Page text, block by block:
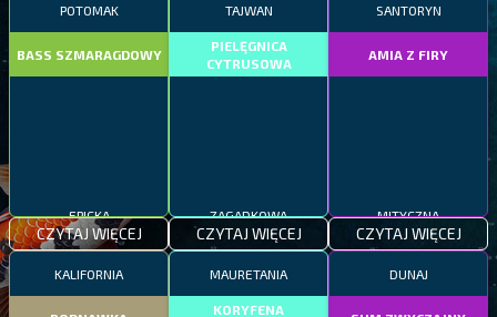
POTOMAK
BASS SZMARAGDOWY
CZYTAJ WIĘCEJ
TAJWAN
PIELĘGNICA
CYTRUSOWA
CZYTAJ WIĘCEJ
SANTORYN
AMIA Z FIRY
CZYTAJ WIĘCEJ
KALIFORNIA MAURETANIA
KORYFENA
DUNAJ